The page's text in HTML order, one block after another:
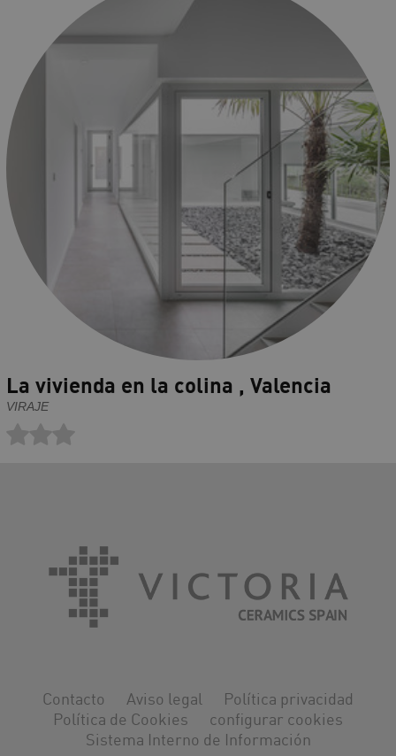
La vivienda en la colina , Valencia
VIRAJE
Contacto Aviso legal
Política privacidad
Política de Cookies
configurar cookies
Sistema Interno de Información